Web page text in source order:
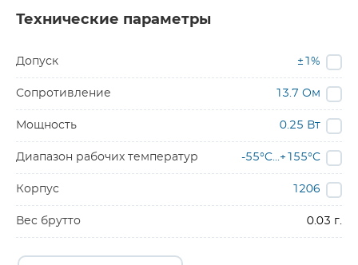
Технические параметры
Допуск ±1%
Сопротивление 13.7 Ом
Мощность 0.25 Вт
Диапазон рабочих температур -55°C...+155°C
Корпус 1206
Вес брутто 0.03 г.